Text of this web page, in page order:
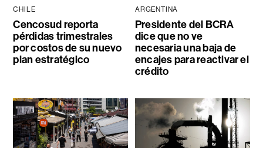
CHILE
Cencosud reporta
pérdidas trimestrales
por costos de su nuevo
plan estratégico
ARGENTINA
Presidente del BCRA
dice que no ve
necesaria una baja de
encajes para reactivar el
crédito